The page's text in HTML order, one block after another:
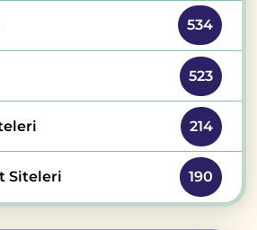
534
523
214
Siteleri 190